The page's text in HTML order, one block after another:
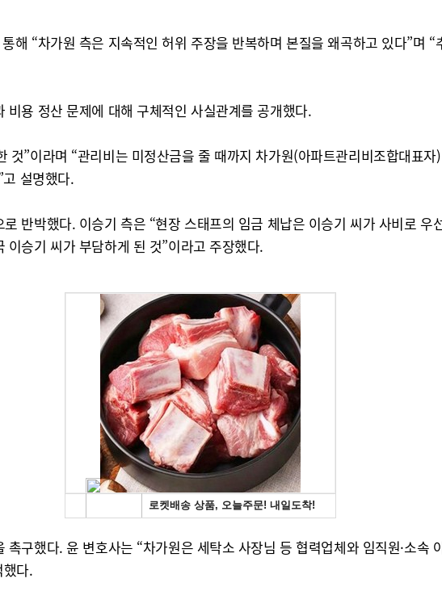
해 “차가원 측은 지속적인 허위 주장을 반복하며 본질을 왜곡하고 있다”며
용 정산 문제에 대해 구체적인 사실관계를 공개했다.
”이라며 “관리비는 미정산금을 줄 때까지 차가원(아파트관리비조합대표
설명했다.
반박했다. 이승기 측은 “현장 스태프의 임금 체납은 이승기 씨가 사비로 우
승기 씨가 부담하게 된 것”이라고 주장했다.
구했다. 윤 변호사는 “차가원은 세탁소 사장님 등 협력업체와 임직원·소속
다.